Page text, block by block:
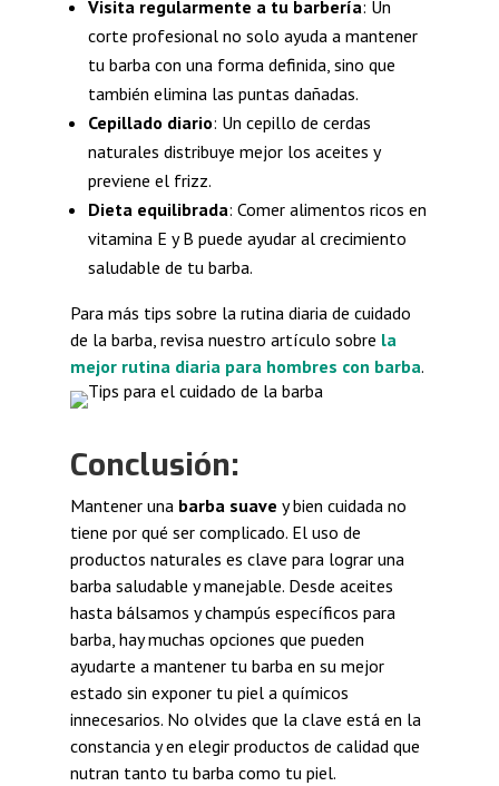
Visita regularmente a tu barbería: Un
corte profesional no solo ayuda a mantener
tu barba con una forma definida, sino que
también elimina las puntas dañadas.
Cepillado diario: Un cepillo de cerdas
naturales distribuye mejor los aceites y
previene el frizz.
Dieta equilibrada: Comer alimentos ricos en
vitamina E y B puede ayudar al crecimiento
saludable de tu barba.
Para más tips sobre la rutina diaria de cuidado
de la barba, revisa nuestro artículo sobre la
mejor rutina diaria para hombres con barba.
Conclusión:
Mantener una barba suave y bien cuidada no
tiene por qué ser complicado. El uso de
productos naturales es clave para lograr una
barba saludable y manejable. Desde aceites
hasta bálsamos y champús específicos para
barba, hay muchas opciones que pueden
ayudarte a mantener tu barba en su mejor
estado sin exponer tu piel a químicos
innecesarios. No olvides que la clave está en la
constancia y en elegir productos de calidad que
nutran tanto tu barba como tu piel.